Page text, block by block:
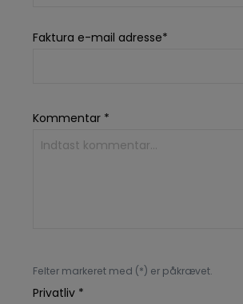
Faktura e-mail adresse*
Kommentar *
Felter markeret med (*) er påkrævet.
Privatliv *